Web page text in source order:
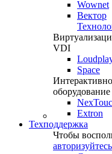
Wownet
Вектор
VDI
Space
оборудование
Extron
Техподдержка
Чтобы
авторизуйтесь